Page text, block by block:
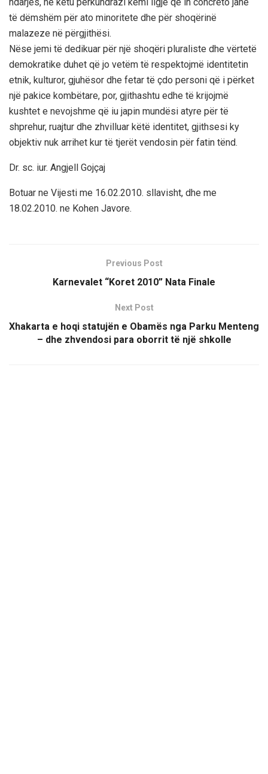
ndarjes, ne këtu perkundrazi kemi ligje që in concreto janë
të dëmshëm për ato minoritete dhe për shoqërinë
malazeze në përgjithësi.
Nëse jemi të dedikuar për një shoqëri pluraliste dhe vërtetë
demokratike duhet që jo vetëm të respektojmë identitetin
etnik, kulturor, gjuhësor dhe fetar të çdo personi që i përket
një pakice kombëtare, por, gjithashtu edhe të krijojmë
kushtet e nevojshme që iu japin mundësi atyre për të
shprehur, ruajtur dhe zhvilluar këtë identitet, gjithsesi ky
objektiv nuk arrihet kur të tjerët vendosin për fatin tënd.
Dr. sc. iur. Angjell Gojçaj
Botuar ne Vijesti me 16.02.2010. sllavisht, dhe me
18.02.2010. ne Kohen Javore.
Previous Post
Karnevalet “Koret 2010” Nata Finale
Next Post
Xhakarta e hoqi statujën e Obamës nga Parku Menteng
– dhe zhvendosi para oborrit të një shkolle